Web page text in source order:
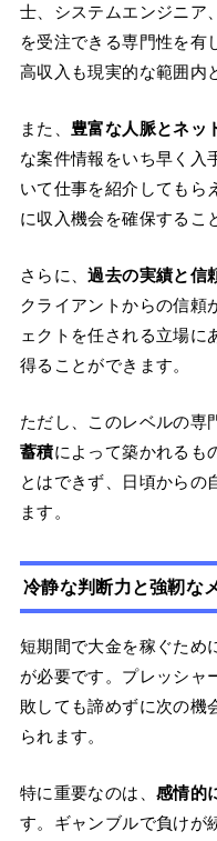
士、システムエンジニア
を受注できる専門性を有
高収入も現実的な範囲内
また、 豊富な人脈とネッ
な案件情報をいち早く入
いて仕事を紹介してもら
に収入機会を確保するこ
さらに、過去の実績と信
クライアントからの信頼
ェクトを任される立場に
得ることができます。
ただし、このレベルの専
蓄積によって築かれるも
とはできず、日頃からの
ます。
冷静な判断力と強靭な
短期間で大金を稼ぐため
が必要です。プレッシャ
敗しても諦めずに次の機
られます。
特に重要なのは、 感情的
す。ギャンブルで負けが